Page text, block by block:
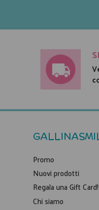
Promo
Nuovi prodotti
Regala una Gift Card!
Chi siamo